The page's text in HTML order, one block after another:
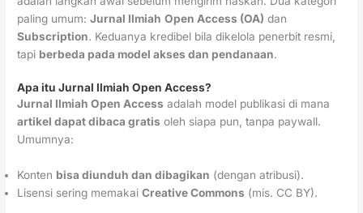
paling umum:Jurnal Ilmiah Open Access (OA) dan
Subscription. Keduanya kredibel bila dikelola penerbit resmi,
tapi berbeda pada model akses dan pendanaan.
Apa itu Jurnal Ilmiah Open Access?
Jurnal Ilmiah Open Access adalah model publikasi di mana
artikel dapat dibaca gratis oleh siapa pun, tanpa paywall.
Umumnya:
Konten bisa diunduh dan dibagikan (dengan atribusi).
Lisensi sering memakaiCreative Commons (mis. CC BY).